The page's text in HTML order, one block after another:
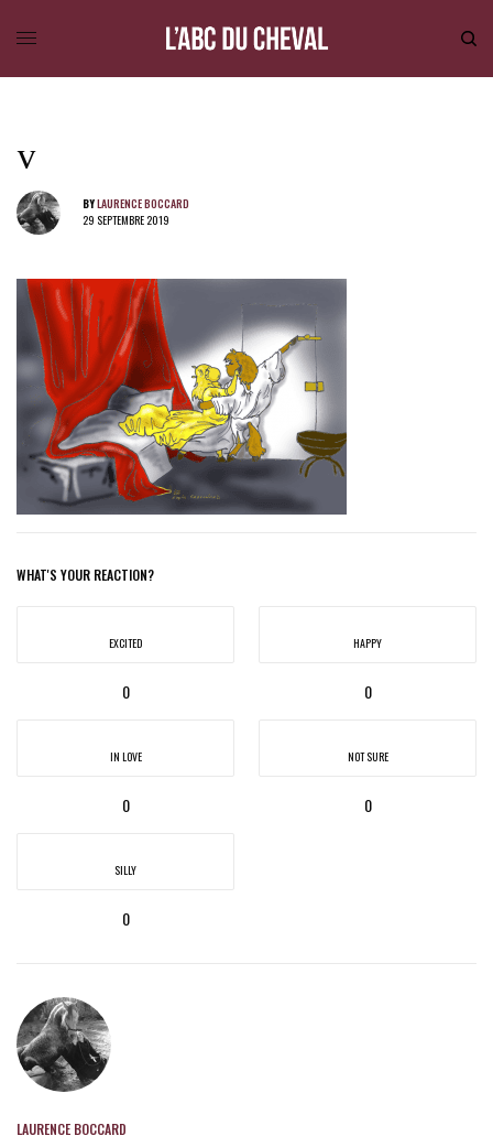
V
BYLAURENCE BOCCARD
29 SEPTEMBRE 2019
WHAT'S YOUR REACTION?
EXCITED
0
HAPPY
0
IN LOVE
0
NOT SURE
0
SILLY
0
LAURENCE BOCCARD